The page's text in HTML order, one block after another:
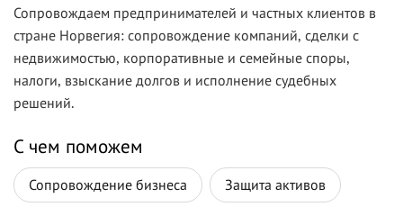
Сопровождаем предпринимателей и частных клиентов в
стране Норвегия: сопровождение компаний, сделки с
недвижимостью, корпоративные и семейные споры,
налоги, взыскание долгов и исполнение судебных
решений.
С чем поможем
Сопровождение бизнеса Защита активов